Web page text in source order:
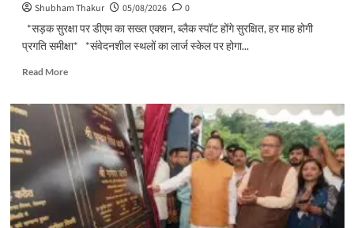
Shubham Thakur 05/08/2026
0
*सड़क सुरक्षा पर डीएम का सख्त एक्शन, ब्लैक स्पॉट होंगे सुरक्षित, हर माह होगी
प्रगति समीक्षा* *संवेदनशील स्थलों का लार्ज स्केल पर होगा...
Read MoreRead
सड़क
सुरक्षा
पर
डीएम
का
सख्त
एक्शन,
ब्लैक